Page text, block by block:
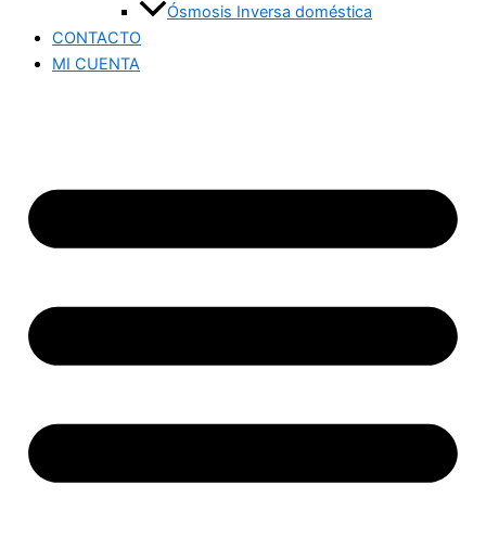
Ósmosis Inversa doméstica
CONTACTO
MI CUENTA